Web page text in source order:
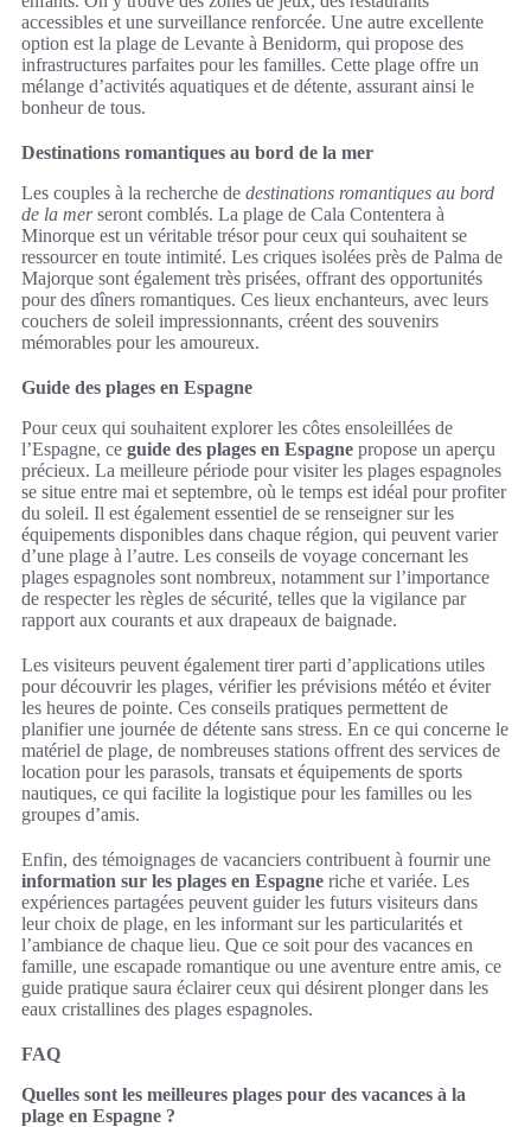
accessibles et une surveillance renforcée. Une autre excellente
option est la plage de Levante à Benidorm, qui propose des
infrastructures parfaites pour les familles. Cette plage offre un
mélange d’activités aquatiques et de détente, assurant ainsi le
bonheur de tous.
Destinations romantiques au bord de la mer
Les couples à la recherche de destinations romantiques au bord
de la merseront comblés. La plage de Cala Contentera à
Minorque est un véritable trésor pour ceux qui souhaitent se
ressourcer en toute intimité. Les criques isolées près de Palma de
Majorque sont également très prisées, offrant des opportunités
pour des dîners romantiques. Ces lieux enchanteurs, avec leurs
couchers de soleil impressionnants, créent des souvenirs
mémorables pour les amoureux.
Guide des plages en Espagne
Pour ceux qui souhaitent explorer les côtes ensoleillées de
l’Espagne, ce guide des plages en Espagne propose un aperçu
précieux. La meilleure période pour visiter les plages espagnoles
se situe entre mai et septembre, où le temps est idéal pour profiter
du soleil. Il est également essentiel de se renseigner sur les
équipements disponibles dans chaque région, qui peuvent varier
d’une plage à l’autre. Les conseils de voyage concernant les
plages espagnoles sont nombreux, notamment sur l’importance
de respecter les règles de sécurité, telles que la vigilance par
rapport aux courants et aux drapeaux de baignade.
Les visiteurs peuvent également tirer parti d’applications utiles
pour découvrir les plages, vérifier les prévisions météo et éviter
les heures de pointe. Ces conseils pratiques permettent de
planifier une journée de détente sans stress. En ce qui concerne le
matériel de plage, de nombreuses stations offrent des services de
location pour les parasols, transats et équipements de sports
nautiques, ce qui facilite la logistique pour les familles ou les
groupes d’amis.
Enfin, des témoignages de vacanciers contribuent à fournir une
information sur les plages en Espagne riche et variée. Les
expériences partagées peuvent guider les futurs visiteurs dans
leur choix de plage, en les informant sur les particularités et
l’ambiance de chaque lieu. Que ce soit pour des vacances en
famille, une escapade romantique ou une aventure entre amis, ce
guide pratique saura éclairer ceux qui désirent plonger dans les
eaux cristallines des plages espagnoles.
FAQ
Quelles sont les meilleures plages pour des vacances à la
plage en Espagne ?